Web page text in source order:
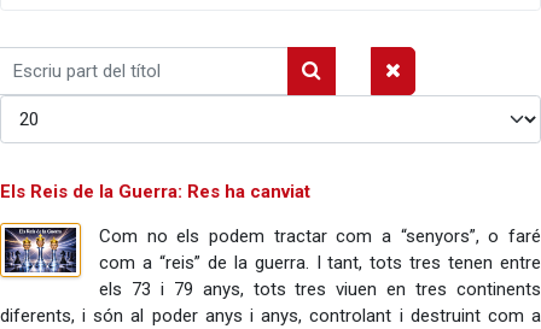
Escriu
del
títol
Mostrar #
Els Reis de la Guerra: Res ha canviat
Com no els podem tractar com a “senyors”, o faré
com a “reis” de la guerra. I tant, tots tres tenen entre
els 73 i 79 anys, tots tres viuen en tres continents
diferents, i són al poder anys i anys, controlant i destruint com a